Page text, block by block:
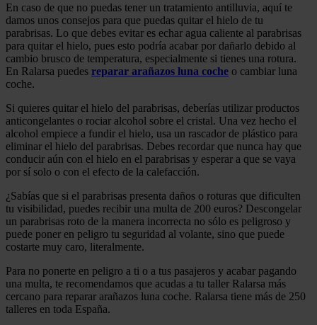
En caso de que no puedas tener un tratamiento antilluvia, aquí te
damos unos consejos para que puedas quitar el hielo de tu
parabrisas. Lo que debes evitar es echar agua caliente al parabrisas
para quitar el hielo, pues esto podría acabar por dañarlo debido al
cambio brusco de temperatura, especialmente si tienes una rotura.
En Ralarsa puedes reparar arañazos luna coche o cambiar luna
coche.
Si quieres quitar el hielo del parabrisas, deberías utilizar productos
anticongelantes o rociar alcohol sobre el cristal. Una vez hecho el
alcohol empiece a fundir el hielo, usa un rascador de plástico para
eliminar el hielo del parabrisas. Debes recordar que nunca hay que
conducir aún con el hielo en el parabrisas y esperar a que se vaya
por sí solo o con el efecto de la calefacción.
¿Sabías que si el parabrisas presenta daños o roturas que dificulten
tu visibilidad, puedes recibir una multa de 200 euros? Descongelar
un parabrisas roto de la manera incorrecta no sólo es peligroso y
puede poner en peligro tu seguridad al volante, sino que puede
costarte muy caro, literalmente.
Para no ponerte en peligro a ti o a tus pasajeros y acabar pagando
una multa, te recomendamos que acudas a tu taller Ralarsa más
cercano para reparar arañazos luna coche. Ralarsa tiene más de 250
talleres en toda España.